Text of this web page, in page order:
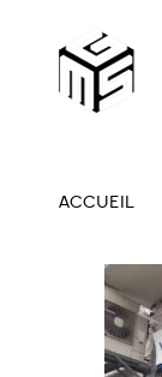
ACCUEIL